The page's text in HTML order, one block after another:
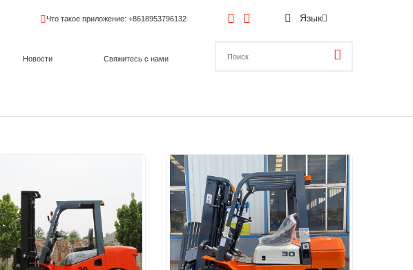
Новости Свяжитесь с нами
Что такое приложение: +8618953796132 Язык